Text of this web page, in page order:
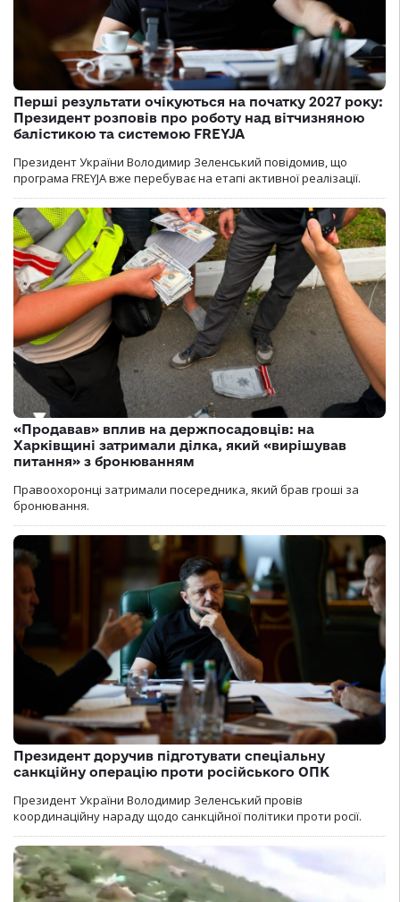
Перші результати очікуються на початку 2027 року:
Президент розповів про роботу над вітчизняною
балістикою та системою FREYJA
Президент України Володимир Зеленський повідомив, що
програма FREYJA вже перебуває на етапі активної реалізації.
«Продавав» вплив на держпосадовців: на
Харківщині затримали ділка, який «вирішував
питання» з бронюванням
Правоохоронці затримали посередника, який брав гроші за
бронювання.
Президент доручив підготувати спеціальну
санкційну операцію проти російського ОПК
Президент України Володимир Зеленський провів
координаційну нараду щодо санкційної політики проти росії.